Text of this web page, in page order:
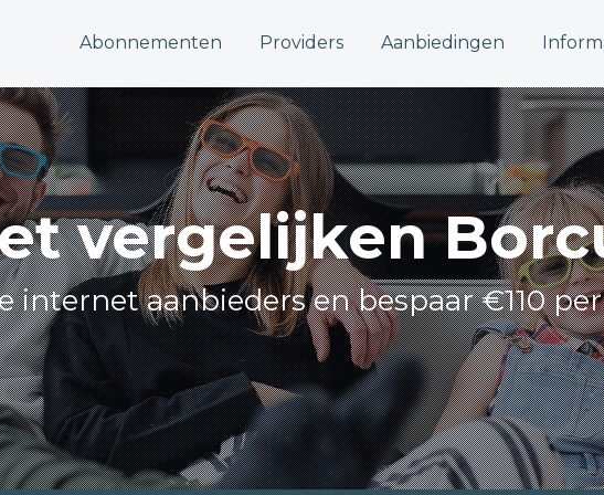
Abonnementen Providers Aanbiedingen
vergelijken
internet aanbieders en bespaar €110